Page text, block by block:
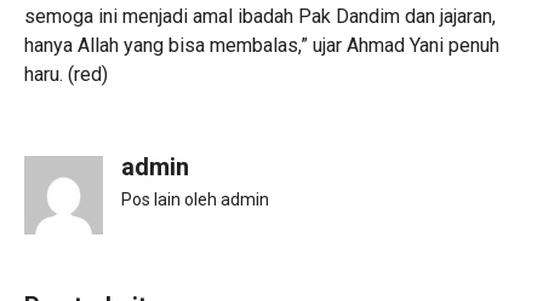
semoga ini menjadi amal ibadah Pak Dandim dan jajaran,
hanya Allah yang bisa membalas,” ujar Ahmad Yani penuh
haru. (red)
admin
Pos lain oleh admin